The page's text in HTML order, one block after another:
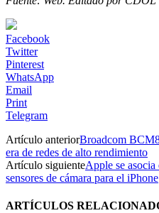
Facebook
Twitter
Pinterest
WhatsApp
Email
Print
Telegram
Artículo anteriorBroadcom
era de redes de alto rendimiento
Artículo siguienteApple se
sensores de cámara para el iPhone
ARTÍCULOS